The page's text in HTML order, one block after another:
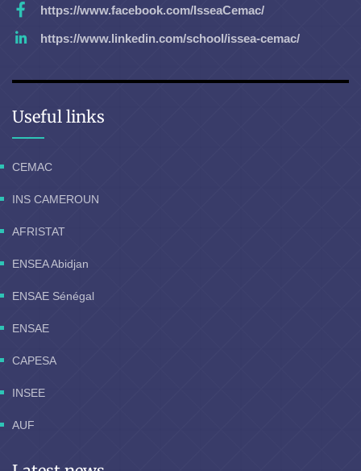
https://www.facebook.com/IsseaCemac/
https://www.linkedin.com/school/issea-cemac/
Useful links
CEMAC
INS CAMEROUN
AFRISTAT
ENSEA Abidjan
ENSAE Sénégal
ENSAE
CAPESA
INSEE
AUF